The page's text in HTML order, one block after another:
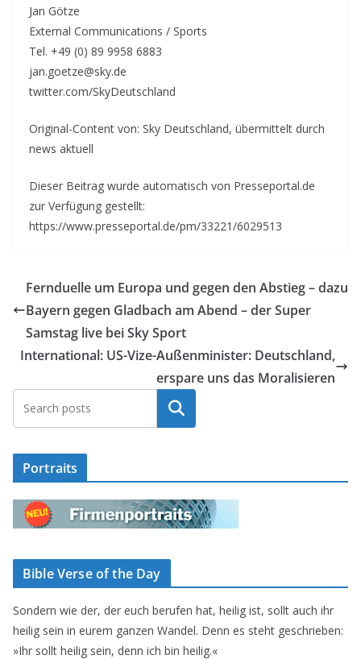
Jan Götze
External Communications / Sports
Tel. +49 (0) 89 9958 6883
jan.goetze@sky.de
twitter.com/SkyDeutschland
Original-Content von: Sky Deutschland, übermittelt durch
news aktuell
Dieser Beitrag wurde automatisch von Presseportal.de
zur Verfügung gestellt:
https://www.presseportal.de/pm/33221/6029513
Fernduelle um Europa und gegen den Abstieg – dazu
Bayern gegen Gladbach am Abend – der Super
Samstag live bei Sky Sport
International: US-Vize-Außenminister: Deutschland,
erspare uns das Moralisieren
Suchen
Portraits
Bible Verse of the Day
Sondern wie der, der euch berufen hat, heilig ist, sollt auch ihr
heilig sein in eurem ganzen Wandel. Denn es steht geschrieben:
»Ihr sollt heilig sein, denn ich bin heilig.«